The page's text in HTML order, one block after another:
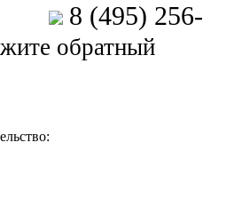
8 (495) 256-
обратный